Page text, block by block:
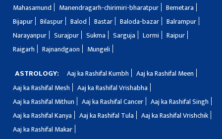
Mahasamund
Manendragarh-chirimiri-bharatpur
Bemetara
Bijapur
Bilaspur Balod Bastar Baloda-bazar
Balrampur
Narayanpur
Surajpur Sukma Sarguja Lormi
Raipur
Raigarh
Rajnandgaon Mungeli
ASTROLOGY: Aaj ka Rashifal Kumbh
Aaj ka Rashifal Meen
Aaj ka Rashifal Mesh
Aaj ka Rashifal Vrishabha
Aaj ka Rashifal Mithun
Aaj ka Rashifal Cancer
Aaj ka Rashifal Singh
Aaj ka Rashifal Kanya
Aaj ka Rashifal Tula
Aaj ka Rashifal Vrishchik
Aaj ka Rashifal Makar